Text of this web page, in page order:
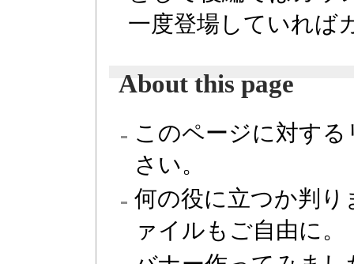
一度登場していれば
About this page
このページに対す
さい。
何の役に立つか判
ァイルもご自由に。